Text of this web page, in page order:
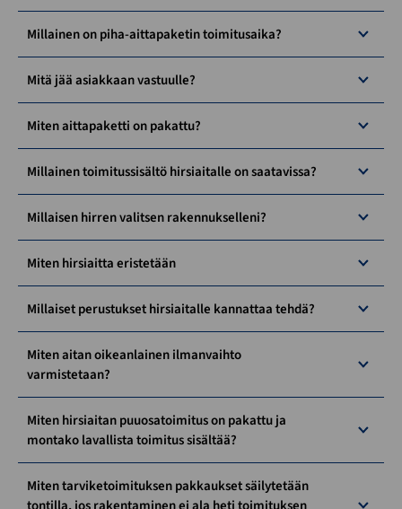
Millainen on piha-aittapaketin toimitusaika?
Mitä jää asiakkaan vastuulle?
Miten aittapaketti on pakattu?
Millainen toimitussisältö hirsiaitalle on saatavissa?
Millaisen hirren valitsen rakennukselleni?
Miten hirsiaitta eristetään
Millaiset perustukset hirsiaitalle kannattaa tehdä?
Miten aitan oikeanlainen ilmanvaihto
varmistetaan?
Miten hirsiaitan puuosatoimitus on pakattu ja
montako lavallista toimitus sisältää?
Miten tarviketoimituksen pakkaukset säilytetään